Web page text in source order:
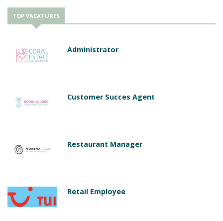
TOP VACATURES
Administrator
Customer Succes Agent
Restaurant Manager
Retail Employee